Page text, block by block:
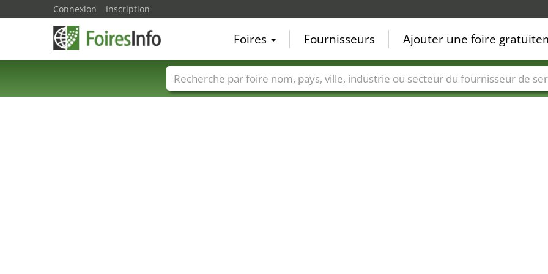
Connexion Inscription
Foires Fournisseurs Ajouter une foire
Foire noms Pays Villes Secteurs de foire Secteurs du fournisseur de